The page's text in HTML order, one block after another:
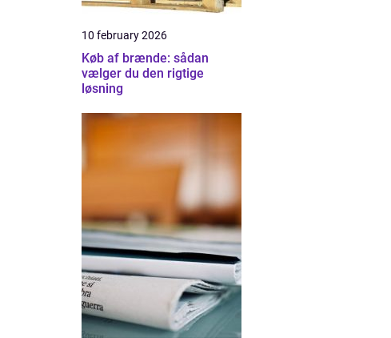
10 february 2026
Køb af brænde: sådan
vælger du den rigtige
løsning